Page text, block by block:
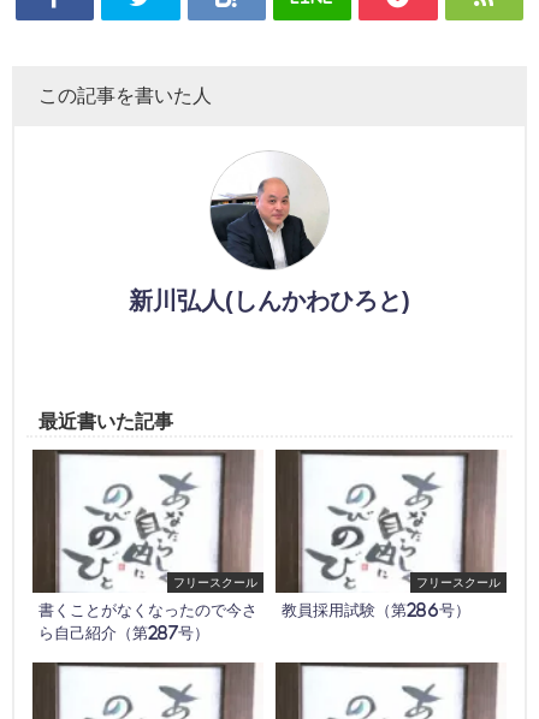
この記事を書いた人
新川弘人(しんかわひろと)
最近書いた記事
フリースクール
書くことがなくなったので今さ
ら自己紹介（第287号）
フリースクール
教員採用試験（第286号）